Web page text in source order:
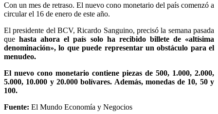
Con un mes de retraso. El nuevo cono monetario del país comenzó a
circular el 16 de enero de este año.
El presidente del BCV, Ricardo Sanguino, precisó la semana pasada
quehasta ahora el país solo ha recibido billete de «altísima
denominación», lo que puede representar un obstáculo para el
menudeo.
El nuevo cono monetario contiene piezas de 500, 1.000, 2.000,
5.000, 10.000 y 20.000 bolívares. Además, monedas de 10, 50 y
100.
Fuente: El Mundo Economía y Negocios